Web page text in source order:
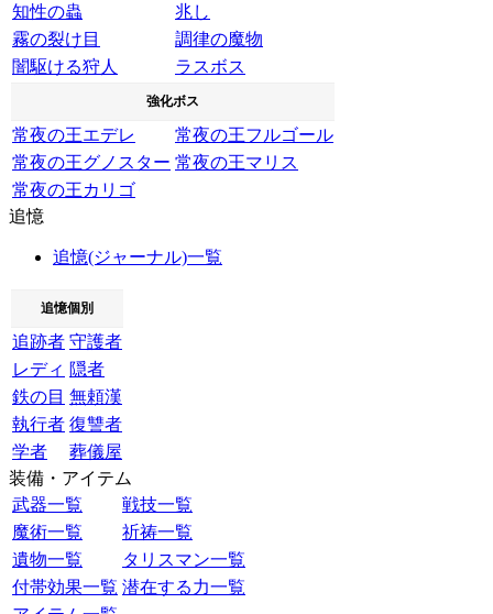
知性の蟲
兆し
霧の裂け目
調律の魔物
闇駆ける狩人
ラスボス
強化ボス
常夜の王エデレ
常夜の王フルゴール
常夜の王グノスター 常夜の王マリス
常夜の王カリゴ
追憶
追憶(ジャーナル)一覧
追憶個別
追跡者 守護者
レディ 隠者
鉄の目 無頼漢
執行者 復讐者
学者
葬儀屋
装備・アイテム
武器一覧
戦技一覧
魔術一覧
祈祷一覧
遺物一覧
タリスマン一覧
付帯効果一覧 潜在する力一覧